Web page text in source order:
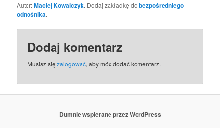
Autor:Maciej Kowalczyk. Dodaj zakładkę dobezpośredniego
odnośnika.
Dodaj komentarz
Musisz sięzalogować, aby móc dodać komentarz.
Dumnie wspierane przez WordPress